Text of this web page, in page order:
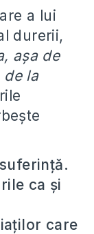
a lui
durerii,
așa de
la
ca și
care